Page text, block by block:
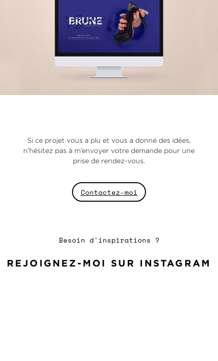
Si ce projet vous a plu et vous a donné des idées,
n’hésitez pas à m’envoyer votre demande pour une
prise de rendez-vous.
Contactez-moi
Besoin d'inspirations ?
REJOIGNEZ-MOI SUR INSTAGRAM